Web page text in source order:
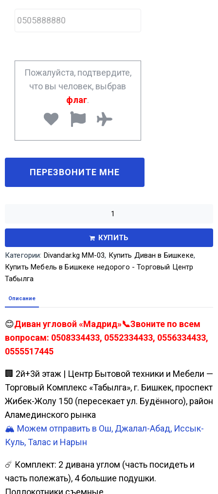
h
o
*
Пожалуйста, подтвердите,
что вы человек, выбрав
флаг.
КУПИТЬ
Категории: Divandar.kg ММ-03, Купить Диван в Бишкеке,
Купить Мебель в Бишкеке недорого - Торговый Центр
Табылга
Описание
😊Диван угловой «Мадрид»📞Звоните по всем
вопросам: 0508334433, 0552334433, 0556334433,
0555517445
🏢 2й+3й этаж | Центр Бытовой техники и Мебели —
Торговый Комплекс «Табылга», г. Бишкек, проспект
Жибек-Жолу 150 (пересекает ул. Будённого), район
Аламединского рынка
🏔️ Можем отправить в Ош, Джалал-Абад, Иссык-
Куль, Талас и Нарын
☄️ Комплект: 2 дивана углом (часть посидеть и
часть полежать), 4 большие подушки.
Подлокотники съемные